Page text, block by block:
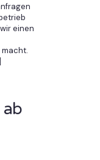
einen